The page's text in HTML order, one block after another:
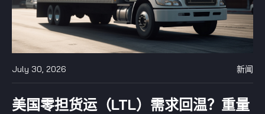
July 30, 2026 新闻
美国零担货运（LTL）需求回温？重量